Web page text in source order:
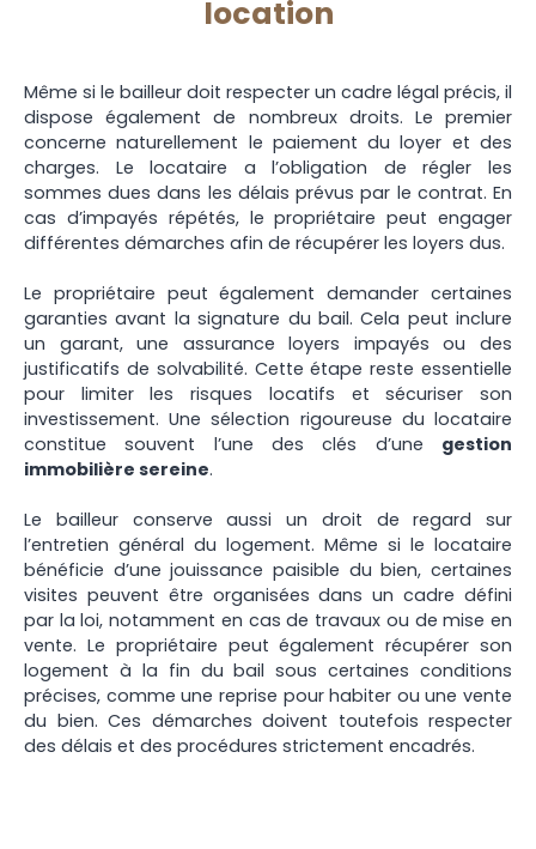
location
Même si le bailleur doit respecter un cadre légal précis, il
dispose également de nombreux droits. Le premier
concerne naturellement le paiement du loyer et des
charges. Le locataire a l’obligation de régler les
sommes dues dans les délais prévus par le contrat. En
cas d’impayés répétés, le propriétaire peut engager
différentes démarches afin de récupérer les loyers dus.
Le propriétaire peut également demander certaines
garanties avant la signature du bail. Cela peut inclure
un garant, une assurance loyers impayés ou des
justificatifs de solvabilité. Cette étape reste essentielle
pour limiter les risques locatifs et sécuriser son
investissement. Une sélection rigoureuse du locataire
constitue souvent l’une des clés d’une gestion
immobilière sereine.
Le bailleur conserve aussi un droit de regard sur
l’entretien général du logement. Même si le locataire
bénéficie d’une jouissance paisible du bien, certaines
visites peuvent être organisées dans un cadre défini
par la loi, notamment en cas de travaux ou de mise en
vente. Le propriétaire peut également récupérer son
logement à la fin du bail sous certaines conditions
précises, comme une reprise pour habiter ou une vente
du bien. Ces démarches doivent toutefois respecter
des délais et des procédures strictement encadrés.